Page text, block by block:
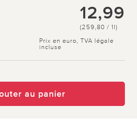
12,99
(259,80 / 1l)
Prix en euro, TVA légale
incluse
au panier